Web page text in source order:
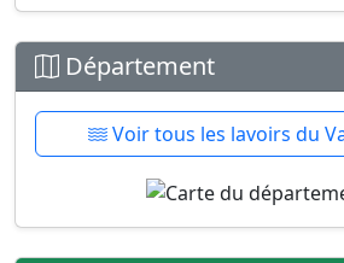
Département
Voir tous les lavoirs du